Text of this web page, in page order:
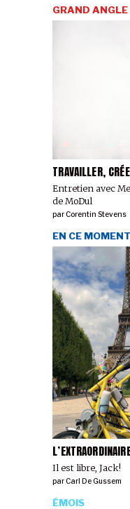
TRAVAILLER,
Entretien avec
de MoDul
GRAND ANGLE
parCorentin Stevens
Il est libre, Jack!
EN CE MOMENT
parCarl De Gussem
ÉMOIS